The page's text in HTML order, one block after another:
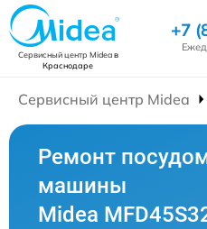
Сервисный центр Mideaв
Краснодаре
+7
Сервисный центр Midea
Ремонт
машины
Midea